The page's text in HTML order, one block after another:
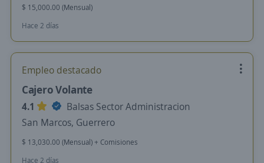
$ 15,000.00 (Mensual)
Hace 2 días
Empleo destacado
Cajero Volante
4.1
Balsas Sector Administracion
San Marcos, Guerrero
$ 13,030.00 (Mensual) + Comisiones
Hace 2 días